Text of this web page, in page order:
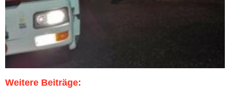
Weitere Beiträge: